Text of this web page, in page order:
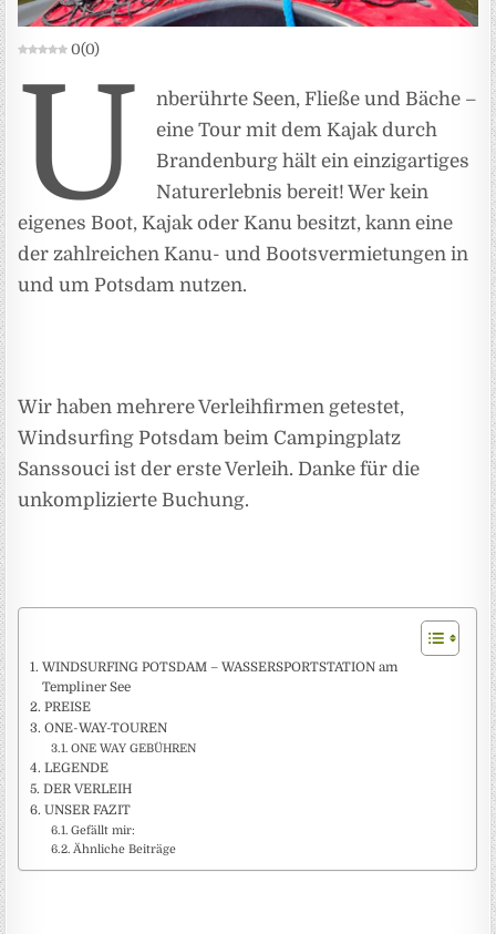
0(0)
U
nberührte Seen, Fließe und Bäche –
eine Tour mit dem Kajak durch
Brandenburg hält ein einzigartiges
Naturerlebnis bereit! Wer kein
eigenes Boot, Kajak oder Kanu besitzt, kann eine
der zahlreichen Kanu- und Bootsvermietungen in
und um Potsdam nutzen.
Wir haben mehrere Verleihfirmen getestet,
Windsurfing Potsdam beim Campingplatz
Sanssouci ist der erste Verleih. Danke für die
unkomplizierte Buchung.
WINDSURFING POTSDAM – WASSERSPORTSTATION am
Templiner See
PREISE
ONE-WAY-TOUREN
ONE WAY GEBÜHREN
LEGENDE
DER VERLEIH
UNSER FAZIT
Gefällt mir:
Ähnliche Beiträge